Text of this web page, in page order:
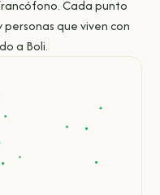
Cada punto
que viven con
a Boli.